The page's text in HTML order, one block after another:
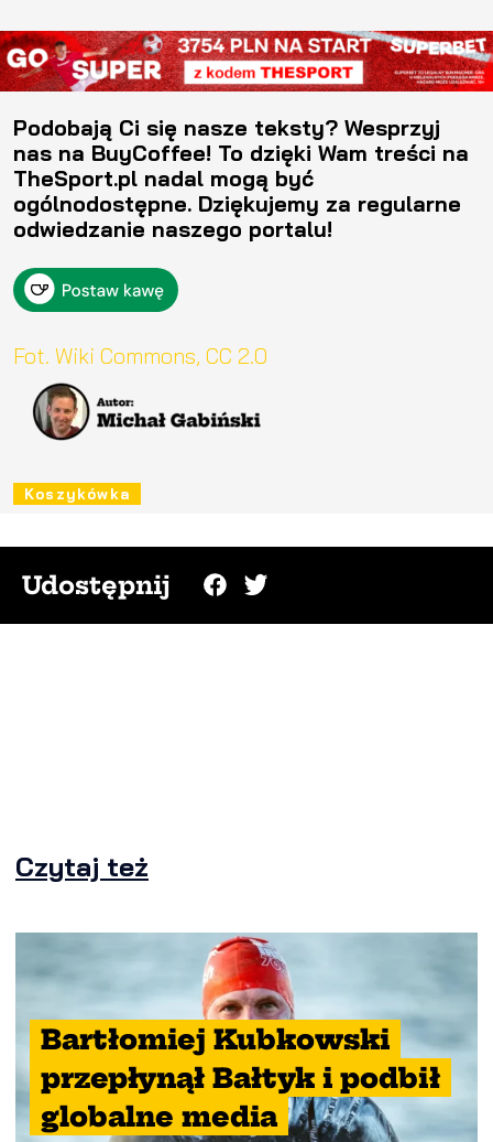
Podobają Ci się nasze teksty? Wesprzyj
nas na BuyCoffee! To dzięki Wam treści na
TheSport.pl nadal mogą być
ogólnodostępne. Dziękujemy za regularne
odwiedzanie naszego portalu!
Fot. Wiki Commons, CC 2.0
Koszykówka
Udostępnij
Czytaj też
Bartłomiej Kubkowski
przepłynął Bałtyk i podbił
globalne media